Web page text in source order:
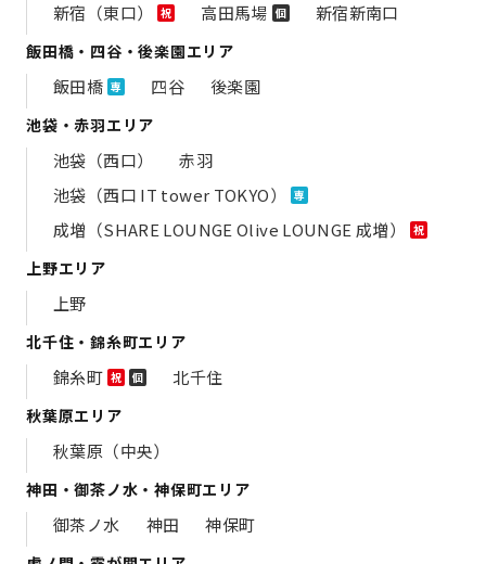
新宿（東口）
祝 高田馬場 個 新宿新南口
飯田橋・四谷・後楽園エリア
飯田橋 専 四谷 後楽園
池袋・赤羽エリア
池袋（西口）
赤羽
池袋（西口 IT tower TOKYO）
専
成増（SHARE LOUNGE Olive LOUNGE 成増） 祝
上野エリア
上野
北千住・錦糸町エリア
錦糸町 祝 個 北千住
秋葉原エリア
秋葉原（中央）
神田・御茶ノ水・神保町エリア
御茶ノ水 神田 神保町